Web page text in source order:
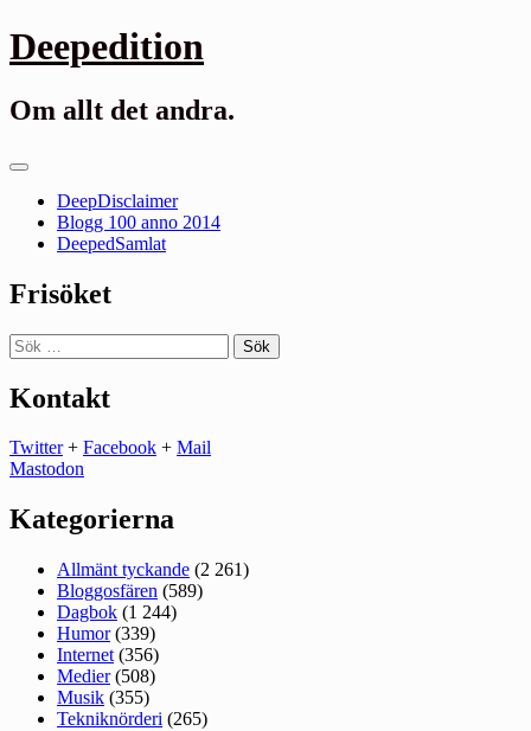
Gå
till
Deepedition
Om allt det andra.
Primär
DeepDisclaimer
Blogg 100 anno 2014
DeepedSamlat
Frisöket
Sök
efter:
Kontakt
Twitter+ Facebook + Mail
Mastodon
Kategorierna
Allmänt tyckande (2 261)
Bloggosfären (589)
Dagbok (1 244)
Humor(339)
Internet (356)
Medier(508)
Musik (355)
Tekniknörderi (265)